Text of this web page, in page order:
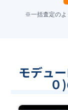
※一括査定のよ
モデュ
０